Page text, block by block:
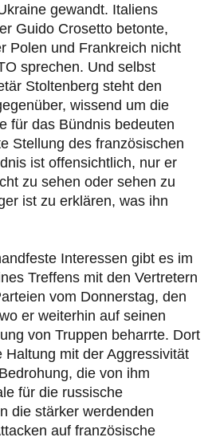
gewandt. Italiens
Guido Crosetto betonte,
Polen und Frankreich nicht
sprechen. Und selbst
Stoltenberg steht den
wissend um die
für das Bündnis bedeuten
Stellung des französischen
ist offensichtlich, nur er
zu sehen oder sehen zu
ist zu erklären, was ihn
Interessen gibt es im
Treffens mit den Vertretern
vom Donnerstag, den
er weiterhin auf seinen
von Truppen beharrte. Dort
Haltung mit der Aggressivität
die von ihm
für die russische
die stärker werdenden
auf französische